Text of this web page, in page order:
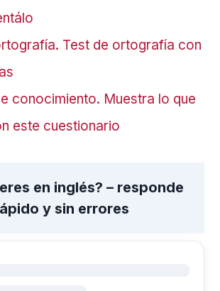
Test de ortografía con
conocimiento. Muestra lo que
este cuestionario
en inglés? – responde
y sin errores